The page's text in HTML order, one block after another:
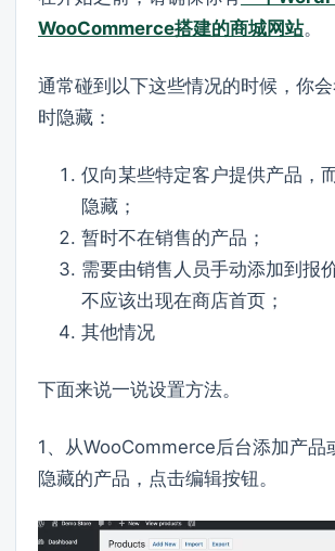
WooCommerce搭建的商城网站。
通常碰到以下这些情况的时候，你
时隐藏：
仅向某些特定客户提供产品，
隐藏；
暂时不在销售的产品；
需要由销售人员手动添加到报
不应该出现在商店首页；
其他情况
下面来说一说设置方法。
1、从WooCommerce后台添加产品
隐藏的产品，点击编辑按钮。